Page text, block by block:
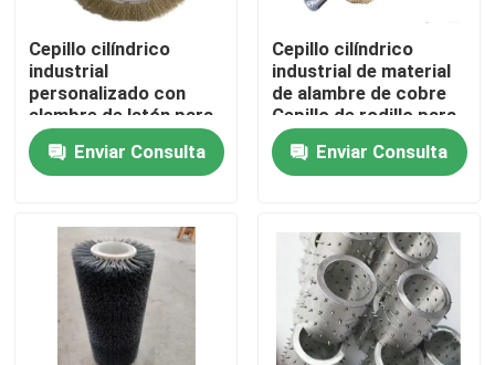
Solicitar una cotización
Cinturón de pincel industrial
Brushes de rodillos industriales
Pintura de sello de pincel
Cepillo cilíndrico
industrial
personalizado con
alambre de latón para
pulido de
metal/madera
Enviar Consulta
Cepillo cilíndrico
industrial de material
de alambre de cobre
Cepillo de rodillo para
pulido
Enviar Consulta